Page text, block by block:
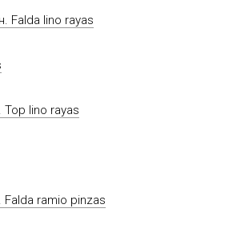
Falda lino rayas
Top lino rayas
Falda ramio pinzas